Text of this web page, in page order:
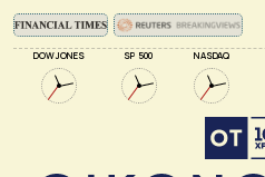
DOW JONES SP 500 NASDAQ